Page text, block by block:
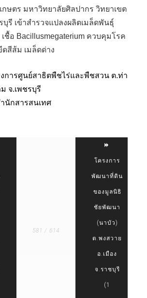
กษตร มหาวิทยาลัยศิลปากร วิทยาเขต
บุรี เข้าสำรวจแปลงผลิตเมล็ดพันธุ์
ชื้อ Bacillusmegaterium ควบคุมโรค
สีส้ม เมล็ดด่าง
งการศูนย์สาธิตพืชไร่และพืชสวน ต.ท่า
จ.เพชรบุรี
นักสารสนเทศ
581 / 614
โครงการ
พัฒนาที่ดิน
ของมูลนิธิ
ชัยพัฒนา
(นาบัว)
ต.พงสวาย
อ.เมือง
จ.ราชบุรี
(1